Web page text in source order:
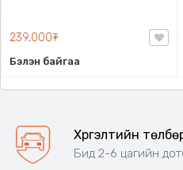
ашиглах боломжтой HEPA
239,000₮
Бэлэн байгаа
Хүргэлтийн
Бид 2-6 цагийн